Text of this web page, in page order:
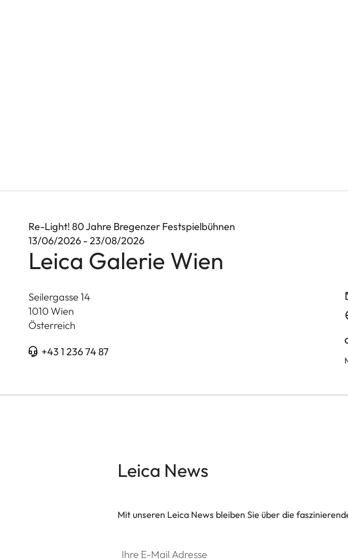
Re-Light! 80 Jahre Bregenzer Festspielbühnen
13/06/2026 - 23/08/2026
Leica Galerie Wien
Seilergasse 14
1010 Wien
Österreich
+43 1 236 74 87
Leica News
Mit unseren Leica News bleiben Sie über die